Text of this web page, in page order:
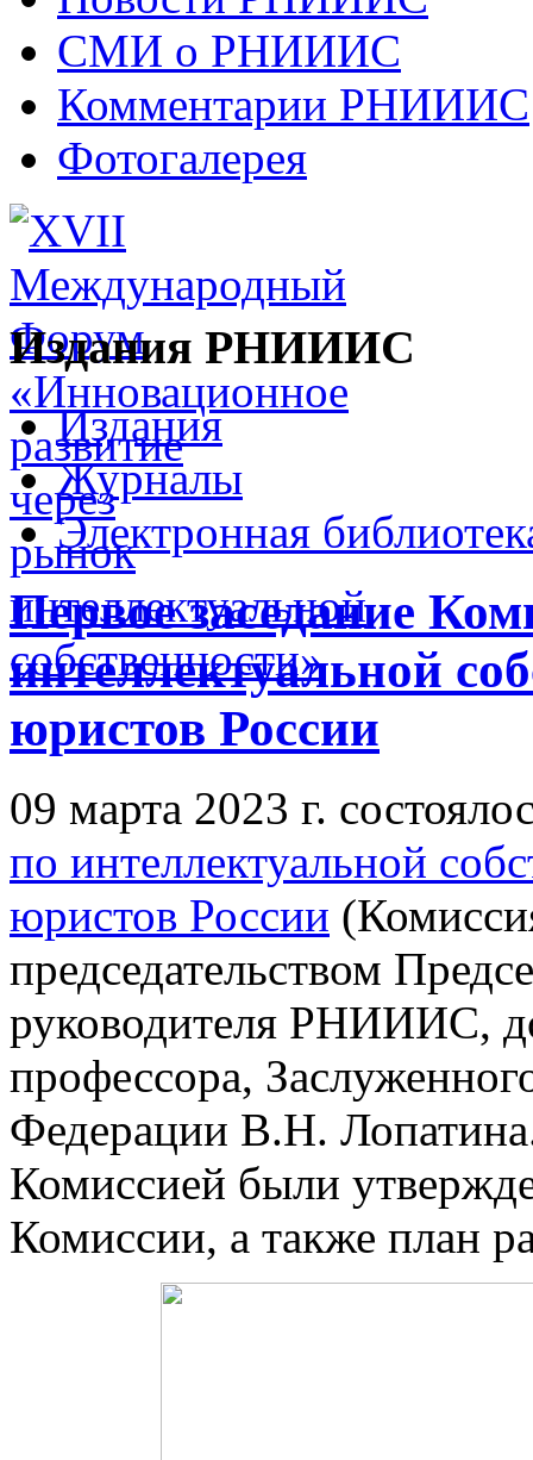
СМИ о РНИИИС
Комментарии РНИИИС
Фотогалерея
Издания РНИИИС
Издания
Журналы
Электронная
Первое заседание
интеллектуальной
юристов России
09 марта 2023 г.
по интеллектуальной
юристов России
председательством
руководителя РНИИИС,
профессора,
Федерации В.Н.
Комиссией были
Комиссии, а также план